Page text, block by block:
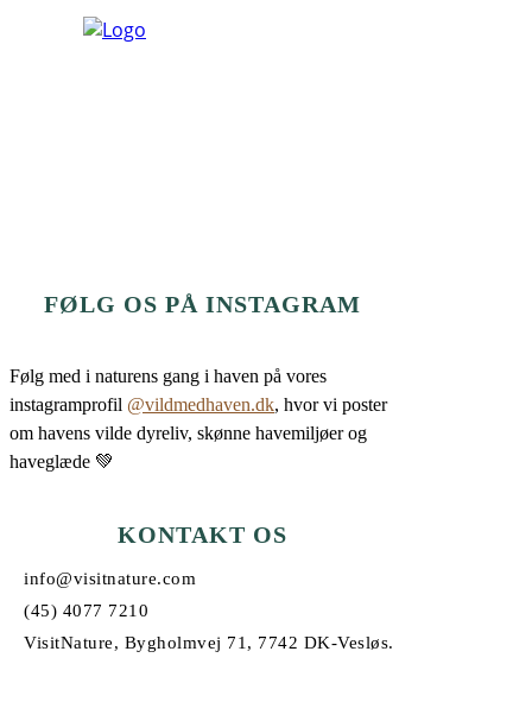
FØLG OS PÅ INSTAGRAM
Følg med i naturens gang i haven på vores
instagramprofil @vildmedhaven.dk, hvor vi poster
om havens vilde dyreliv, skønne havemiljøer og
haveglæde 💚
KONTAKT OS
info@visitnature.com
(45) 4077 7210
VisitNature, Bygholmvej 71, 7742 DK-Vesløs.